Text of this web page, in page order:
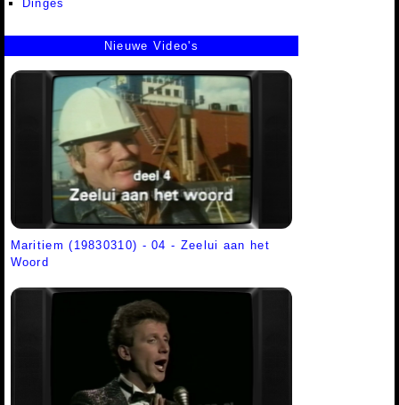
Dinges
Nieuwe Video's
Maritiem (19830310) - 04 - Zeelui aan het
Woord